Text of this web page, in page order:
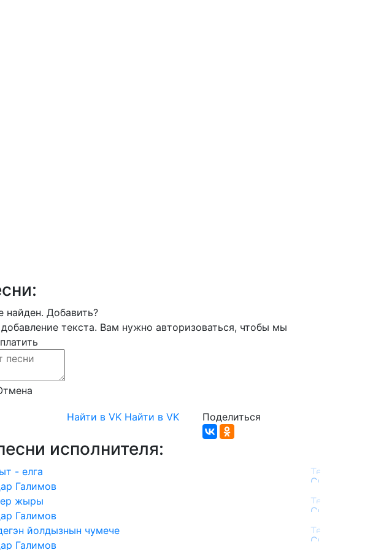
найден. Добавить?
текста. Вам нужно авторизоваться, чтобы мы
Найти в VK Найти в VK Поделиться
исполнителя:
- елга
Галимов
жыры
Галимов
йолдызнын чумече
Галимов